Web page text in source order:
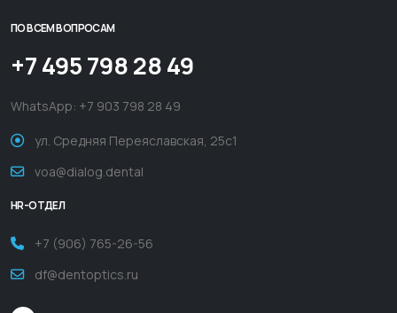
ПО ВСЕМ ВОПРОСАМ
+7 495 798 28 49
WhatsApp: +7 903 798 28 49
ул. Средняя Переяславская, 25с1
voa@dialog.dental
HR-ОТДЕЛ
+7 (906) 765-26-56
df@dentoptics.ru